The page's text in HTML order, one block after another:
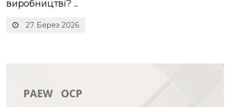
27 Берез 2026
виробництві? ...